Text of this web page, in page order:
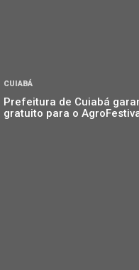
CUIABÁ
Prefeitura de Cuiabá
gratuito para o